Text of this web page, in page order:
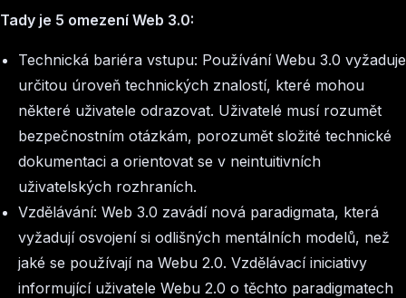
Tady je 5 omezení Web 3.0:
Technická bariéra vstupu: Používání Webu 3.0 vyžaduje
určitou úroveň technických znalostí, které mohou
některé uživatele odrazovat. Uživatelé musí rozumět
bezpečnostním otázkám, porozumět složité technické
dokumentaci a orientovat se v neintuitivních
uživatelských rozhraních.
Vzdělávání: Web 3.0 zavádí nová paradigmata, která
vyžadují osvojení si odlišných mentálních modelů, než
jaké se používají na Webu 2.0. Vzdělávací iniciativy
informující uživatele Webu 2.0 o těchto paradigmatech